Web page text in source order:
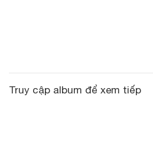
Truy cập album để xem tiếp